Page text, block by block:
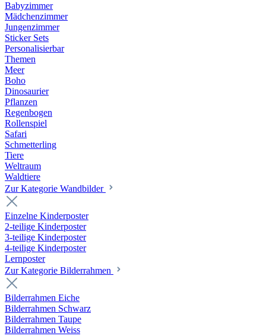
Babyzimmer
Mädchenzimmer
Jungenzimmer
Sticker Sets
Personalisierbar
Themen
Meer
Boho
Dinosaurier
Pflanzen
Regenbogen
Rollenspiel
Safari
Schmetterling
Tiere
Weltraum
Waldtiere
Zur Kategorie Wandbilder
Einzelne Kinderposter
2-teilige Kinderposter
3-teilige Kinderposter
4-teilige Kinderposter
Lernposter
Zur Kategorie Bilderrahmen
Bilderrahmen Eiche
Bilderrahmen Schwarz
Bilderrahmen Taupe
Bilderrahmen Weiss